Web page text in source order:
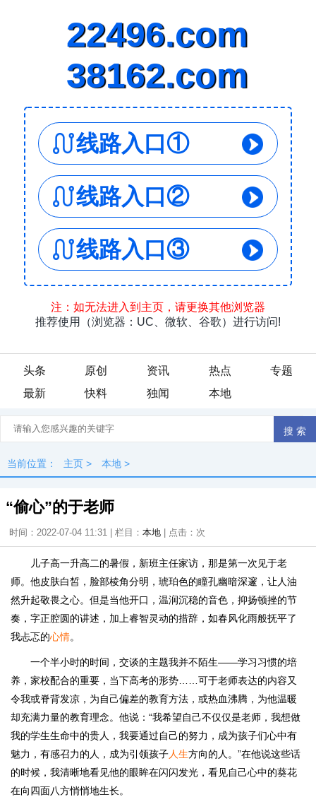
头条 原创 资讯 热点
专题
最新
快料 独闻 本地
当前位置： 主页 > 本地 >
“偷心”的于老师
时间：2022-07-04 11:31 | 栏目： 本地 | 点击： 次
儿子高一升高二的暑假，新班主任家访，那是第一次见于老
师。他皮肤白皙，脸部棱角分明，琥珀色的瞳孔幽暗深邃，让人油
然升起敬畏之心。但是当他开口，温润沉稳的音色，抑扬顿挫的节
奏，字正腔圆的讲述，加上睿智灵动的措辞，如春风化雨般抚平了
我忐忑的心情。
一个半小时的时间，交谈的主题我并不陌生——学习习惯的培
养，家校配合的重要，当下高考的形势……可于老师表达的内容又
令我或脊背发凉，为自己偏差的教育方法，或热血沸腾，为他温暖
却充满力量的教育理念。他说：“我希望自己不仅仅是老师，我想做
我的学生生命中的贵人，我要通过自己的努力，成为孩子们心中有
魅力，有感召力的人，成为引领孩子人生方向的人。”在他说这些话
的时候，我清晰地看见他的眼眸在闪闪发光，看见自己心中的葵花
在向四面八方悄悄地生长。